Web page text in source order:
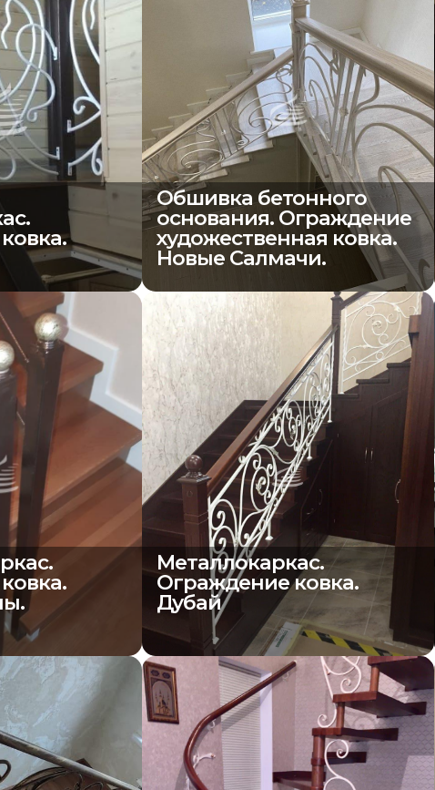
Обшивка бетонного
основания. Ограждение
художественная ковка.
Новые Салмачи.
Металлокаркас.
Ограждение ковка.
Дубай